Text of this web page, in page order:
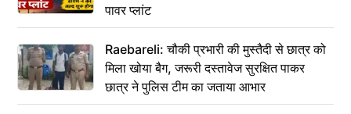
पावर प्लांट
Raebareli: चौकी प्रभारी की मुस्तैदी से छात्र को
मिला खोया बैग, जरूरी दस्तावेज सुरक्षित पाकर
छात्र ने पुलिस टीम का जताया आभार